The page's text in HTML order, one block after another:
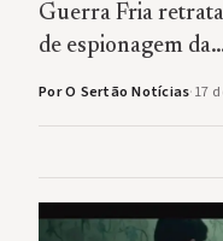
Guerra Fria
de espionagem
Por O Sertão Notícias·17